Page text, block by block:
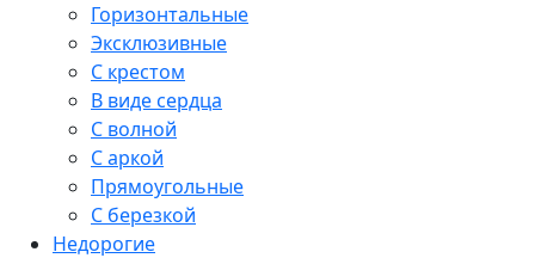
Горизонтальные
Эксклюзивные
С крестом
В виде сердца
С волной
С аркой
Прямоугольные
С березкой
Недорогие